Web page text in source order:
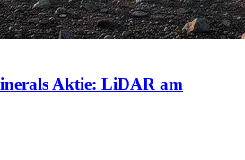
Aktie: LiDAR am